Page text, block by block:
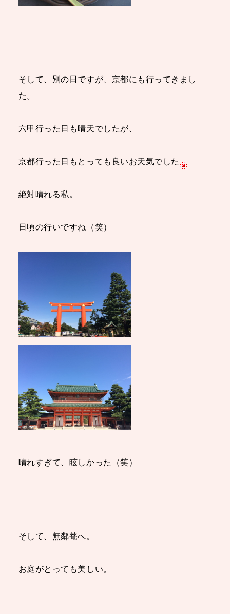
そして、別の日ですが、京都にも行ってきまし
た。
六甲行った日も晴天でしたが、
京都行った日もとっても良いお天気でした
絶対晴れる私。
日頃の行いですね（笑）
晴れすぎて、眩しかった（笑）
そして、無鄰菴へ。
お庭がとっても美しい。